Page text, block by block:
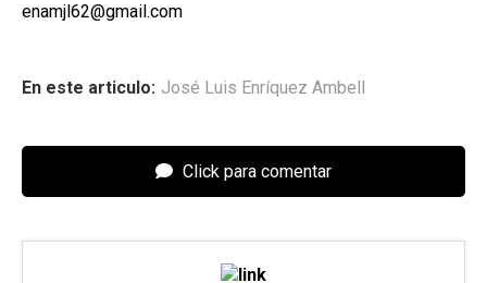
enamjl62@gmail.com
En este articulo: José Luis Enríquez Ambell
Click para comentar